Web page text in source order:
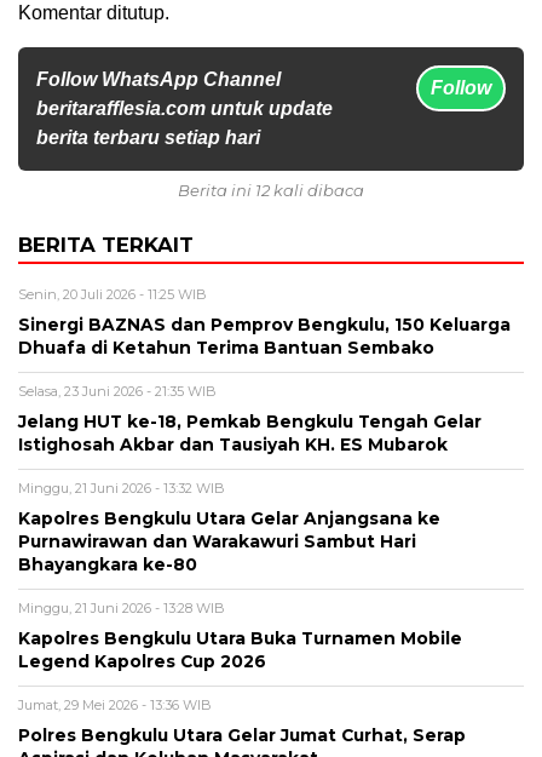
Komentar ditutup.
Follow WhatsApp Channel
beritarafflesia.com untuk update
berita terbaru setiap hari
Follow
Berita ini 12 kali dibaca
BERITA TERKAIT
Senin, 20 Juli 2026 - 11:25 WIB
Sinergi BAZNAS dan Pemprov Bengkulu, 150 Keluarga
Dhuafa di Ketahun Terima Bantuan Sembako
Selasa, 23 Juni 2026 - 21:35 WIB
Jelang HUT ke-18, Pemkab Bengkulu Tengah Gelar
Istighosah Akbar dan Tausiyah KH. ES Mubarok
Minggu, 21 Juni 2026 - 13:32 WIB
Kapolres Bengkulu Utara Gelar Anjangsana ke
Purnawirawan dan Warakawuri Sambut Hari
Bhayangkara ke-80
Minggu, 21 Juni 2026 - 13:28 WIB
Kapolres Bengkulu Utara Buka Turnamen Mobile
Legend Kapolres Cup 2026
Jumat, 29 Mei 2026 - 13:36 WIB
Polres Bengkulu Utara Gelar Jumat Curhat, Serap